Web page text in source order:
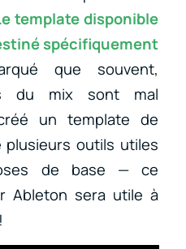
template disponible
spécifiquement
que souvent,
du mix sont mal
un template de
outils utiles
de base — ce
Ableton sera utile à